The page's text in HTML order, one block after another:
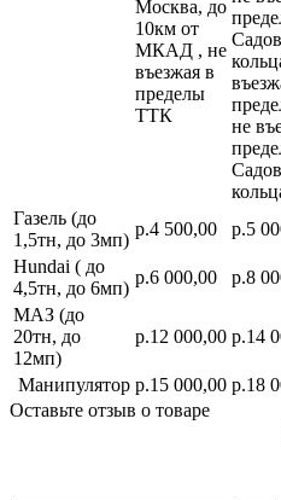
Москва, до
10км от
МКАД , не
въезжая в
пределы
ТТК
не
Газель (до
1,5тн, до 3мп)
р.4 500,00 р.5
Hundai ( до
4,5тн, до 6мп)
р.6 000,00 р.8
МАЗ (до
20тн, до
12мп)
р.12 000,00 р.14
Манипулятор р.15 000,00 р.18
Оставьте отзыв о товаре